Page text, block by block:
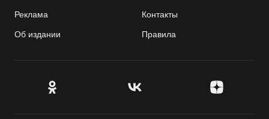
Реклама Контакты
Об издании Правила